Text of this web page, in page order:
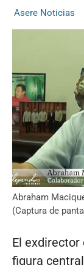
Asere Noticias
Abraham
(Captura de
El exdirector
figura